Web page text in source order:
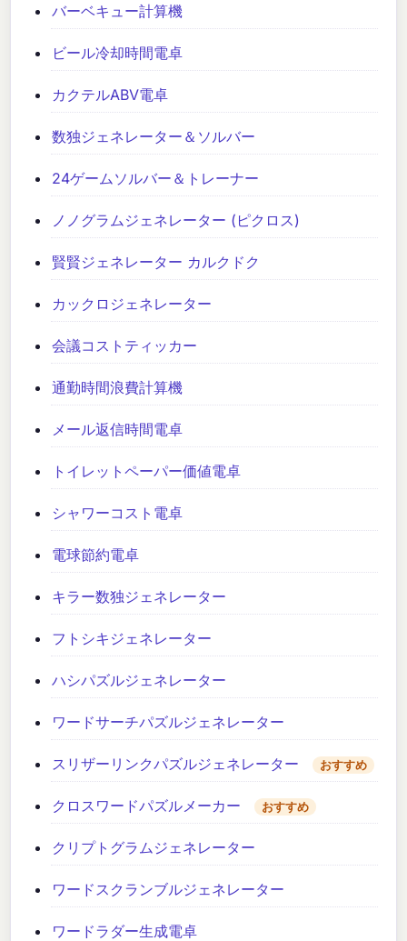
バーベキュー計算機
ビール冷却時間電卓
カクテルABV電卓
数独ジェネレーター＆ソルバー
24ゲームソルバー＆トレーナー
ノノグラムジェネレーター (ピクロス)
賢賢ジェネレーター カルクドク
カックロジェネレーター
会議コストティッカー
通勤時間浪費計算機
メール返信時間電卓
トイレットペーパー価値電卓
シャワーコスト電卓
電球節約電卓
キラー数独ジェネレーター
フトシキジェネレーター
ハシパズルジェネレーター
ワードサーチパズルジェネレーター
スリザーリンクパズルジェネレーター おすすめ
クロスワードパズルメーカー おすすめ
クリプトグラムジェネレーター
ワードスクランブルジェネレーター
ワードラダー生成電卓